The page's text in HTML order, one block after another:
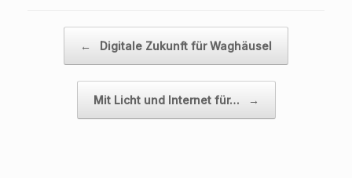
← Digitale Zukunft für Waghäusel
Mit Licht und Internet für… →